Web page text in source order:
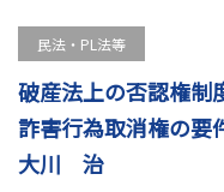
民法・PL法等
破産法上の否認権制
詐害行為取消権の要
大川 治